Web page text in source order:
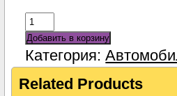
Добавить в корзину
Категория:
Related Products